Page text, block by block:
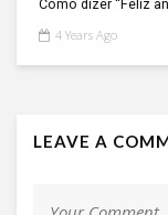
Como dizer “Feliz
4 Years Ago
LEAVE A